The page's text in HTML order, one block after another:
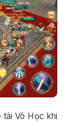
Võ Học khi